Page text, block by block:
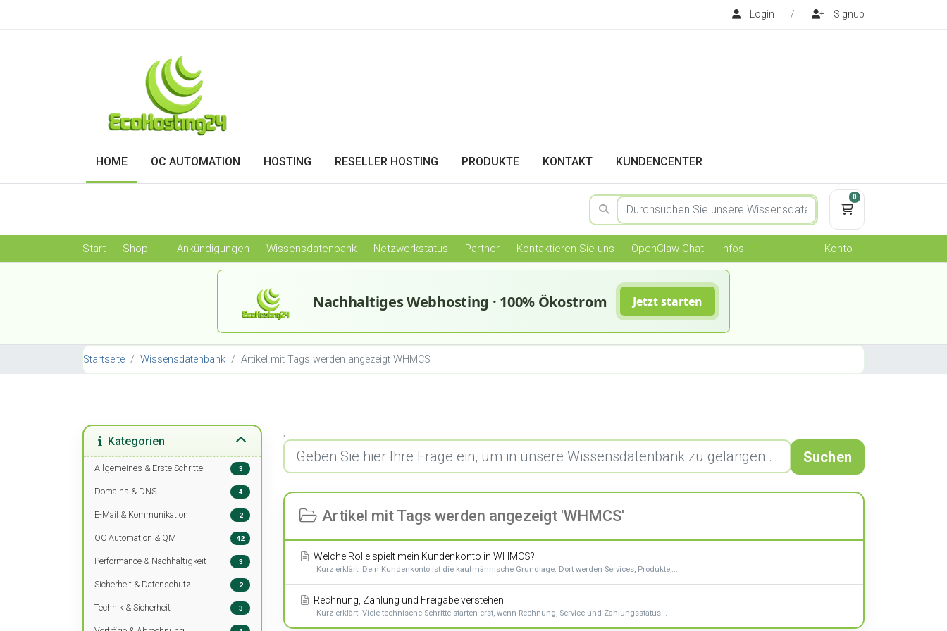
Login / Signup
HOME OC AUTOMATION HOSTING RESELLER HOSTING PRODUKTE KONTAKT KUNDENCENTER
0
Start Shop Ankündigungen Wissensdatenbank Netzwerkstatus Partner Kontaktieren Sie uns OpenClaw Chat Infos Konto
Startseite Wissensdatenbank Artikel mit Tags werden angezeigt WHMCS
Kategorien
Allgemeines & Erste Schritte 3
Domains & DNS 4
E-Mail & Kommunikation 2
OC Automation & QM 42
Performance & Nachhaltigkeit 3
Sicherheit & Datenschutz 2
Technik & Sicherheit 3
Suchen
Artikel mit Tags werden angezeigt 'WHMCS'
Welche Rolle spielt mein Kundenkonto in WHMCS?
Kurz erklärt: Dein Kundenkonto ist die kaufmännische Grundlage. Dort werden Services, Produkte,...
Rechnung, Zahlung und Freigabe verstehen
Kurz erklärt: Viele technische Schritte starten erst, wenn Rechnung, Service und Zahlungsstatus...